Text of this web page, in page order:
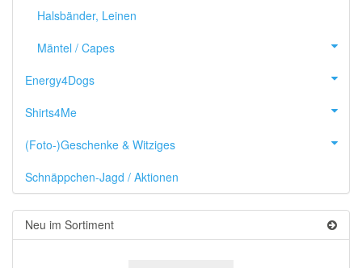
Halsbänder, Leinen
Mäntel / Capes
Energy4Dogs
Shirts4Me
(Foto-)Geschenke & Witziges
Schnäppchen-Jagd / Aktionen
Neu im Sortiment